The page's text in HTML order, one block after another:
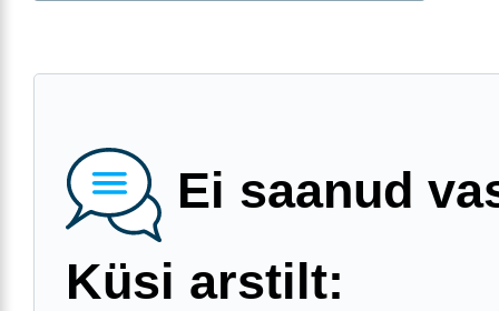
Ei saanud
Küsi arstilt: